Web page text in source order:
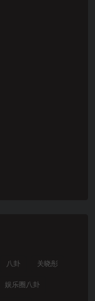
八卦 关晓彤
娱乐圈八卦